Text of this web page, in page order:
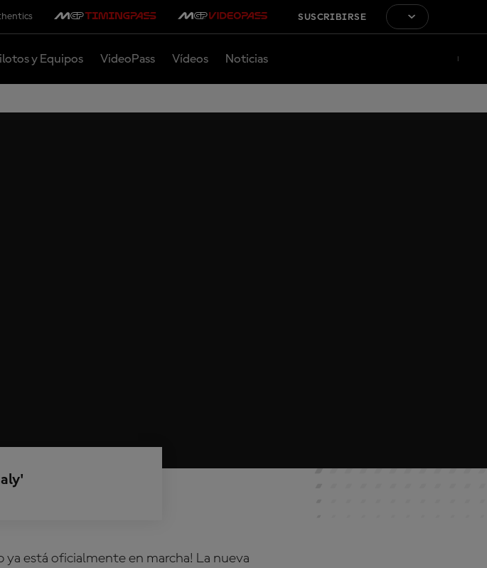
SUSCRIBIRSE
y Equipos VideoPass Vídeos Noticias
está oficialmente en marcha! La nueva